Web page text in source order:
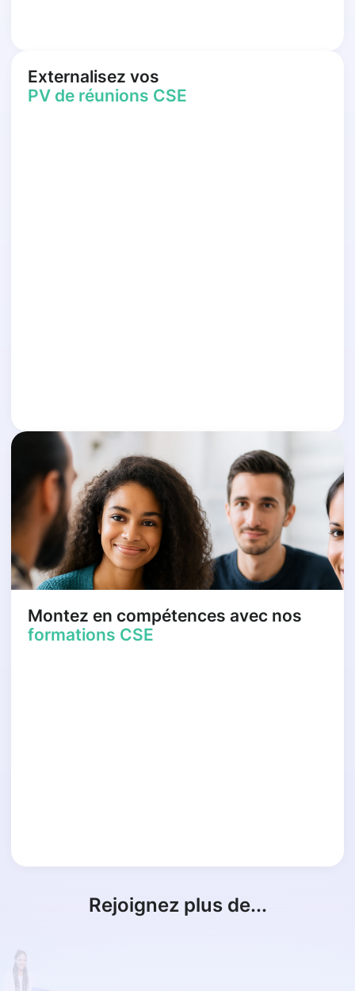
Externalisez vos
PV de réunions CSE
Montez en compétences avec nos
formations CSE
Rejoignez plus de...